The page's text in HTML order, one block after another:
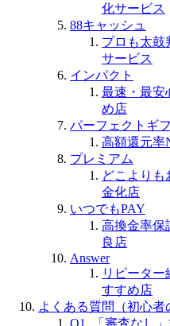
化サービス
88キャッシュ
プロも太鼓
サービス
インパクト
最速・最安
め店
パーフェクトギ
高額還元率
プレミアム
どこよりも
金化店
いつでもPAY
高換金率保
良店
Answer
リピータ
すすめ店
よくある質問（初心者
Q1. 「審査なし